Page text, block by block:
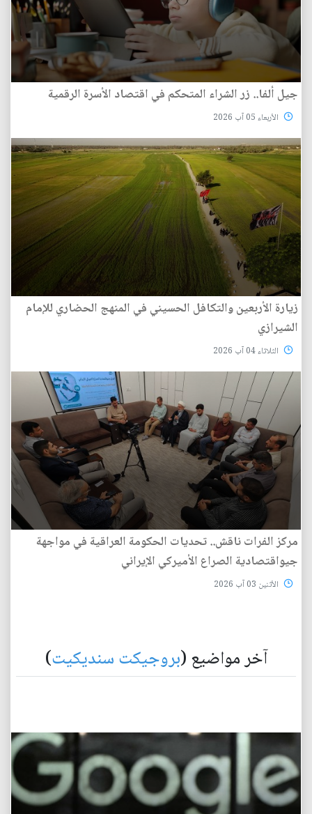
جيل ألفا.. زر الشراء المتحكم في اقتصاد الأسرة الرقمية
الأربعاء 05 آب 2026
زيارة الأربعين والتكافل الحسيني في المنهج الحضاري للإمام
الشيرازي
الثلاثاء 04 آب 2026
مركز الفرات ناقش.. تحديات الحكومة العراقية في مواجهة
جيواقتصادية الصراع الأميركي الإيراني
الأثنين 03 آب 2026
آخر مواضيع (بروجيكت سنديكيت)